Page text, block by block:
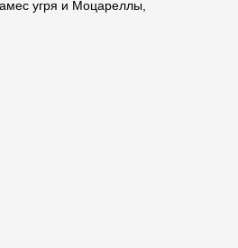
угря и Моцареллы,